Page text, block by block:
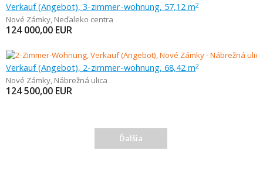
Verkauf (Angebot), 3-zimmer-wohnung, 57,12 m2
Nové Zámky, Neďaleko centra
124 000,00 EUR
Verkauf (Angebot), 2-zimmer-wohnung, 68,42 m2
Nové Zámky, Nábrežná ulica
124 500,00 EUR
Ďalšia